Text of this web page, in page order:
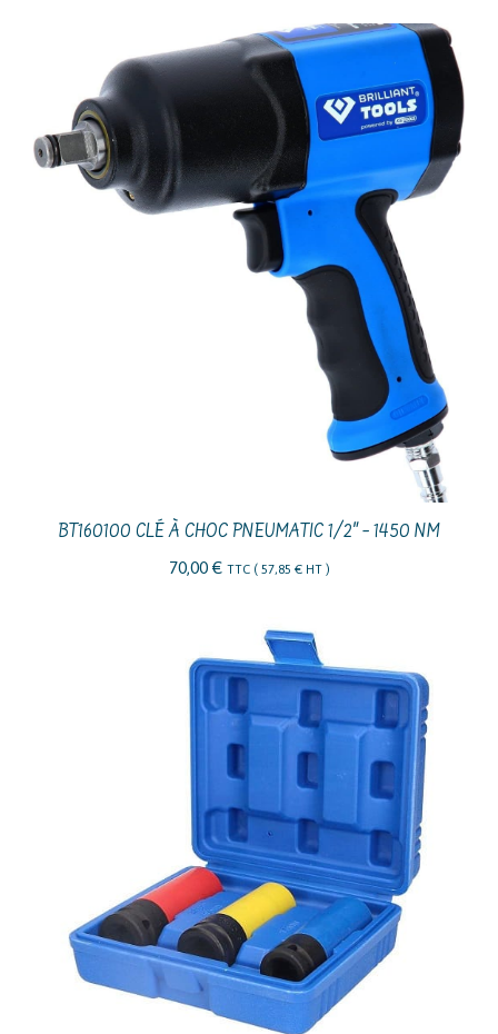
initial
était :
actuel
est :
33,88 €.
BT160100 CLÉ À CHOC PNEUMATIC 1/2″ – 1450 NM
70,00 € TTC ( 57,85 €HT )